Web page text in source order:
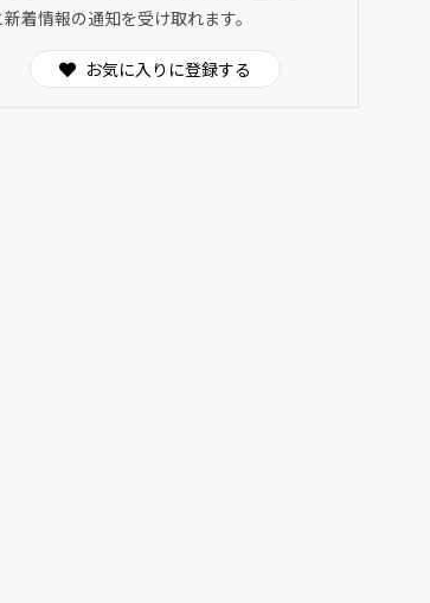
新着情報の通知を受け取れます。
お気に入りに登録する